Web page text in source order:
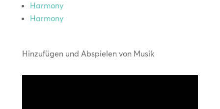
Harmony
Harmony
Hinzufügen und Abspielen von Musik